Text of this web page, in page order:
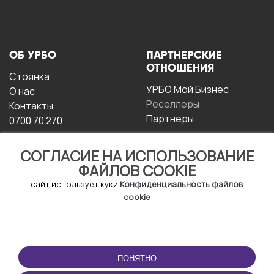
СОГЛАСИЕ НА ИСПОЛЬЗОВАНИЕ
ФАЙЛОВ COOKIE
сайт использует куки Конфиденциальность файлов
cookie
ПОНЯТНО
ОБ УРБО
Стоянка
О нас
Контакты
0700 70 270
ПАРТНЕРСКИЕ
ОТНОШЕНИЯ
УРБО Мой Бизнес
Реселлеры
Партнеры
ЭКСПЛУАТАЦИИ
Условия и положения
ПРИЛОЖЕНИЕ